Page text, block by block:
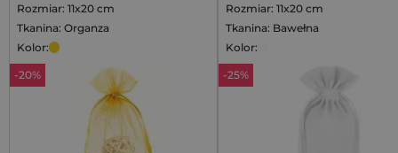
Rozmiar: 11x20 cm
Tkanina: Organza
Kolor:
-20%
Rozmiar: 11x20 cm
Tkanina: Bawełna
Kolor:
-25%